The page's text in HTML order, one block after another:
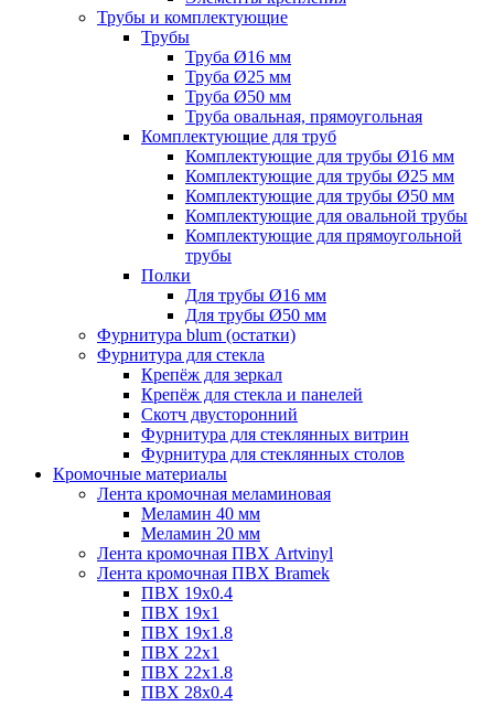
Трубы и комплектующие
Трубы
Труба Ø16 мм
Труба Ø25 мм
Труба Ø50 мм
Труба овальная, прямоугольная
Комплектующие для труб
Комплектующие для трубы Ø16 мм
Комплектующие для трубы Ø25 мм
Комплектующие для трубы Ø50 мм
Комплектующие для овальной трубы
Комплектующие для прямоугольной
трубы
Полки
Для трубы Ø16 мм
Для трубы Ø50 мм
Фурнитура blum (остатки)
Фурнитура для стекла
Крепёж для зеркал
Крепёж для стекла и панелей
Скотч двусторонний
Фурнитура для стеклянных витрин
Фурнитура для стеклянных столов
Кромочные материалы
Лента кромочная меламиновая
Меламин 40 мм
Меламин 20 мм
Лента кромочная ПВХ Artvinyl
Лента кромочная ПВХ Bramek
ПВХ 19x0.4
ПВХ 19х1
ПВХ 19х1.8
ПВХ 22х1
ПВХ 22х1.8
ПВХ 28х0.4